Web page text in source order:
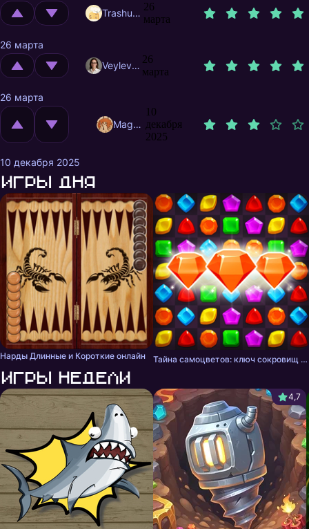
Trashuser
26
марта
26 марта
Veylevas
26
марта
26 марта
MagnificentMrFox
10
декабря
2025
10 декабря 2025
Игры дня
Нарды Длинные и Короткие онлайн Тайна самоцветов: ключ сокровищ - три в ряд
Игры недели
4,7